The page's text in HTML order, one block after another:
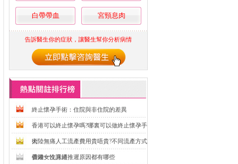
白帶帶血 宮頸息肉
告訴醫生你的症狀，讓醫生幫你分析病情
終止懷孕手術：住院與非住院的差異
香港可以終止懷孕嗎?哪裏可以做終止懷孕手
術
大陸無痛人工流產費用貴唔貴?不同流產方式
價錢一次講清
香港女性月經推遲原因都有哪些